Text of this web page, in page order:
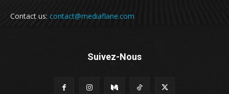
Contact us: contact@mediaflane.com
Suivez-Nous